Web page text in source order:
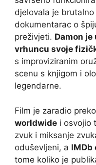
djelovala je
dokumentarac o
preživjeti. Damon je
vrhuncu svoje
s improviziranim
scenu s knjigom i
legendarne.
Film je zaradio preko
worldwide i osvojio
zvuk i miksanje
oduševljeni, a IMDb
tome koliko je